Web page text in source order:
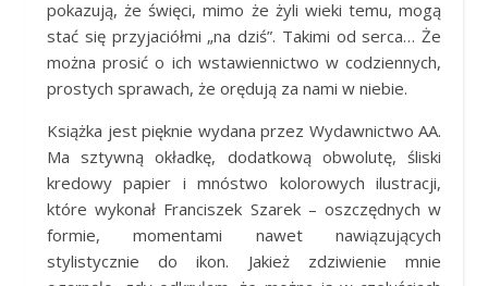
pokazują, że święci, mimo że żyli wieki temu, mogą
stać się przyjaciółmi „na dziś”. Takimi od serca… Że
można prosić o ich wstawiennictwo w codziennych,
prostych sprawach, że orędują za nami w niebie.
Książka jest pięknie wydana przez Wydawnictwo AA.
Ma sztywną okładkę, dodatkową obwolutę, śliski
kredowy papier i mnóstwo kolorowych ilustracji,
które wykonał Franciszek Szarek – oszczędnych w
formie, momentami nawet nawiązujących
stylistycznie do ikon. Jakież zdziwienie mnie